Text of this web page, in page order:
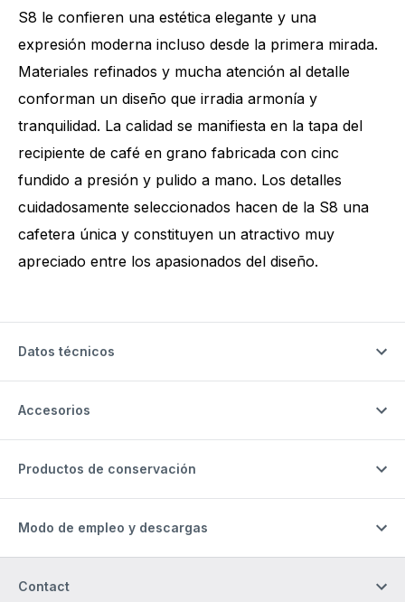
S8 le confieren una estética elegante y una
expresión moderna incluso desde la primera mirada.
Materiales refinados y mucha atención al detalle
conforman un diseño que irradia armonía y
tranquilidad. La calidad se manifiesta en la tapa del
recipiente de café en grano fabricada con cinc
fundido a presión y pulido a mano. Los detalles
cuidadosamente seleccionados hacen de la S8 una
cafetera única y constituyen un atractivo muy
apreciado entre los apasionados del diseño.
Datos técnicos
Accesorios
Productos de conservación
Modo de empleo y descargas
Contact